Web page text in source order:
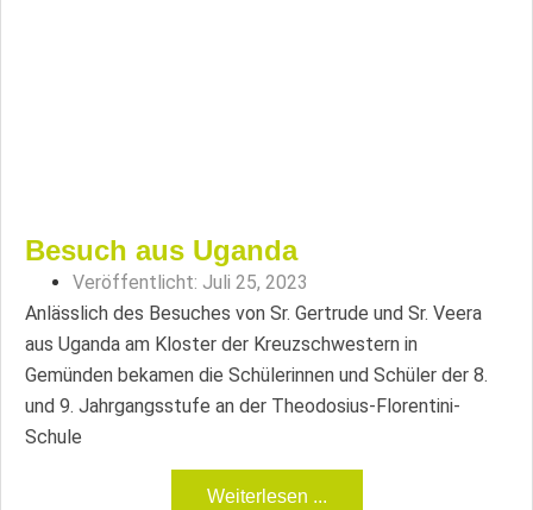
Besuch aus Uganda
Veröffentlicht: Juli 25, 2023
Anlässlich des Besuches von Sr. Gertrude und Sr. Veera
aus Uganda am Kloster der Kreuzschwestern in
Gemünden bekamen die Schülerinnen und Schüler der 8.
und 9. Jahrgangsstufe an der Theodosius-Florentini-
Schule
Weiterlesen ...